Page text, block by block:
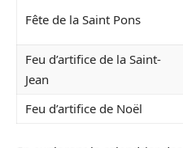
Fête de la Saint Pons
Feu d’artifice de la Saint-
Jean
Feu d’artifice de Noël